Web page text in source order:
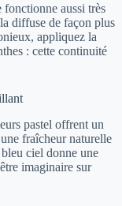
fonctionne aussi très
diffuse de façon plus
appliquez la
: cette continuité
pastel offrent un
fraîcheur naturelle
ciel donne une
imaginaire sur